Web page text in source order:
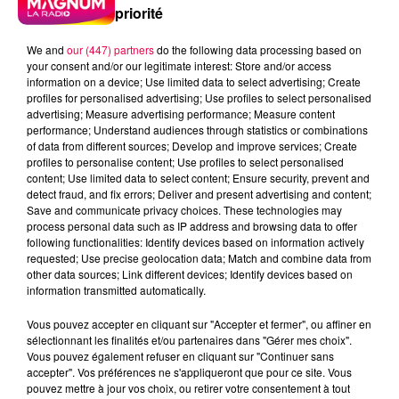
en sorte que le regard soit un peu différent que
systématiquement d'associer les territoires. »
Une reconnaissance politique
sans arrière-pensée
Connu pour sa constance et son attachement au
terrain, Michel Fournier insiste sur la nécessité d’un
travail continu, loin des coups de communication.
« Dans la vie, il n'y a pas une révolution tous les jours.
On doit avancer à petits pas, mais on doit avancer. » Il
défend l’action de l’association qu’il préside, qui agit au
quotidien « sans autre esprit que d’être au bénéfice de
la ruralité, et sans ambition politique-politicienne
comme d'autres peuvent en avoir malheureusement
tous les jours. »
En rassemblant dans les Vosges une partie du
priorité
We and our (447) partnersdo the following data processing based on
your consent and/or our legitimate interest: Store and/or access
information on a device; Use limited data to select advertising; Create
profiles for personalised advertising; Use profiles to select personalised
advertising; Measure advertising performance; Measure content
performance; Understand audiences through statistics or combinations
of data from different sources; Develop and improve services; Create
profiles to personalise content; Use profiles to select personalised
content; Use limited data to select content; Ensure security, prevent and
detect fraud, and fix errors; Deliver and present advertising and content;
Save and communicate privacy choices. These technologies may
process personal data such as IP address and browsing data to offer
following functionalities: Identify devices based on information actively
requested; Use precise geolocation data; Match and combine data from
other data sources; Link different devices; Identify devices based on
information transmitted automatically.
Vous pouvez accepter en cliquant sur "Accepter et fermer", ou affiner en
sélectionnant les finalités et/ou partenaires dans "Gérer mes choix".
Vous pouvez également refuser en cliquant sur "Continuer sans
accepter". Vos préférences ne s'appliqueront que pour ce site. Vous
pouvez mettre à jour vos choix, ou retirer votre consentement à tout